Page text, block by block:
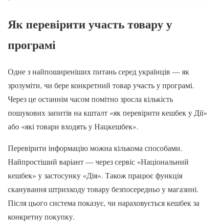
Як перевірити участь товару у
програмі
Одне з найпоширеніших питань серед українців — як
зрозуміти, чи бере конкретний товар участь у програмі.
Через це останнім часом помітно зросла кількість
пошукових запитів на кшталт «як перевірити кешбек у Дії»
або «які товари входять у Нацкешбек».
Перевірити інформацію можна кількома способами.
Найпростіший варіант — через сервіс «Національний
кешбек» у застосунку «Дія». Також працює функція
сканування штрихкоду товару безпосередньо у магазині.
Після цього система показує, чи нараховується кешбек за
конкретну покупку.